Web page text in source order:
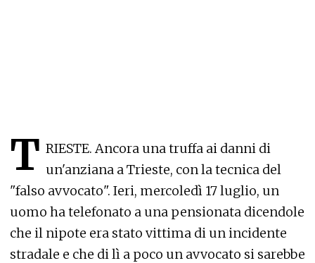
T RIESTE. Ancora una truffa ai danni di
un'anziana a Trieste, con la tecnica del
"falso avvocato". Ieri, mercoledì 17 luglio, un
uomo ha telefonato a una pensionata dicendole
che il nipote era stato vittima di un incidente
stradale e che di lì a poco un avvocato si sarebbe